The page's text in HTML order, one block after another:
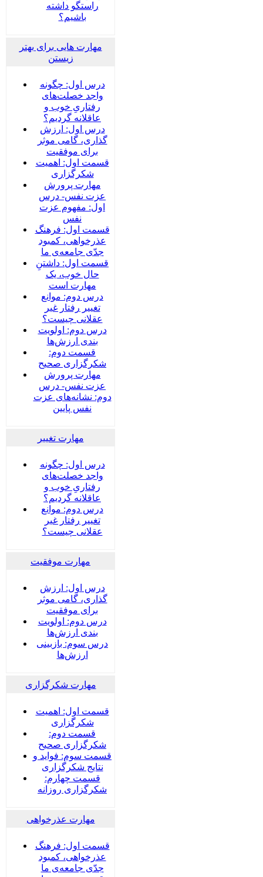
راستگو داشته
باشیم؟
مهارت هایی برای بهتر
زیستن
درس اول: چگونه
واجد خصلت‌های
رفتاریِ خوب و
عاقلانه گردیم؟
درس اول: ارزش
گذاری، گامی موثر
برای موفقیت
قسمت اول: اهمیت
شکرگزاری
مهارت پرورش
عزت نفس- درس
اول: مفهوم عزت
نفس
قسمت اول: فرهنگ
عذرخواهی، کمبود
جدّی جامعه‌ی ما
قسمت اول: داشتنِ
حال خوب، یک
مهارت است
درس دوم: موانع
تغییر رفتار غیر
عقلانی چیست؟
درس دوم: اولویت
بندی ارزش‌ها
قسمت دوم:
شکرگزاری صحیح
مهارت پرورش
عزت نفس- درس
دوم: نشانه‌های عزت
نفس پایین
مهارت تغییر
درس اول: چگونه
واجد خصلت‌های
رفتاریِ خوب و
عاقلانه گردیم؟
درس دوم: موانع
تغییر رفتار غیر
عقلانی چیست؟
مهارت موفقیت
درس اول: ارزش
گذاری، گامی موثر
برای موفقیت
درس دوم: اولویت
بندی ارزش‌ها
درس سوم: بازبینی
ارزش‌ها
مهارت شکرگزاری
قسمت اول: اهمیت
شکرگزاری
قسمت دوم:
شکرگزاری صحیح
قسمت سوم: فواید و
نتایج شکرگزاری
قسمت چهارم:
شکرگزاری روزانه
مهارت عذرخواهی
قسمت اول: فرهنگ
عذرخواهی، کمبود
جدّی جامعه‌ی ما